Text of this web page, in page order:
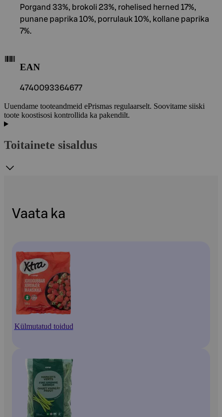
Porgand 33%, brokoli 23%, rohelised herned 17%,
punane paprika 10%, porrulauk 10%, kollane paprika
7%.
EAN
4740093364677
Uuendame tooteandmeid ePrismas regulaarselt. Soovitame siiski
toote koostisosi kontrollida ka pakendilt.
Toitainete sisaldus
Vaata ka
Külmutatud toidud